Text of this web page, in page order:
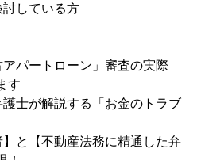
している方
パートローン」審査の実際
す
士が解説する「お金のトラブ
と【不動産法務に精通した弁